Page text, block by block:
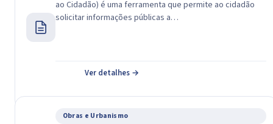
ao Cidadão) é uma ferramenta que permite ao cidadão
solicitar informações públicas a…
Ver detalhes →
Obras e Urbanismo